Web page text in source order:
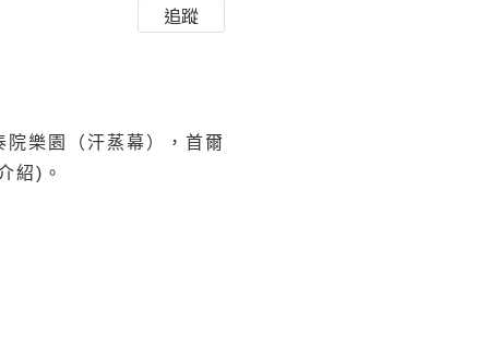
追蹤
樂園（汗蒸幕），首爾
紹)。